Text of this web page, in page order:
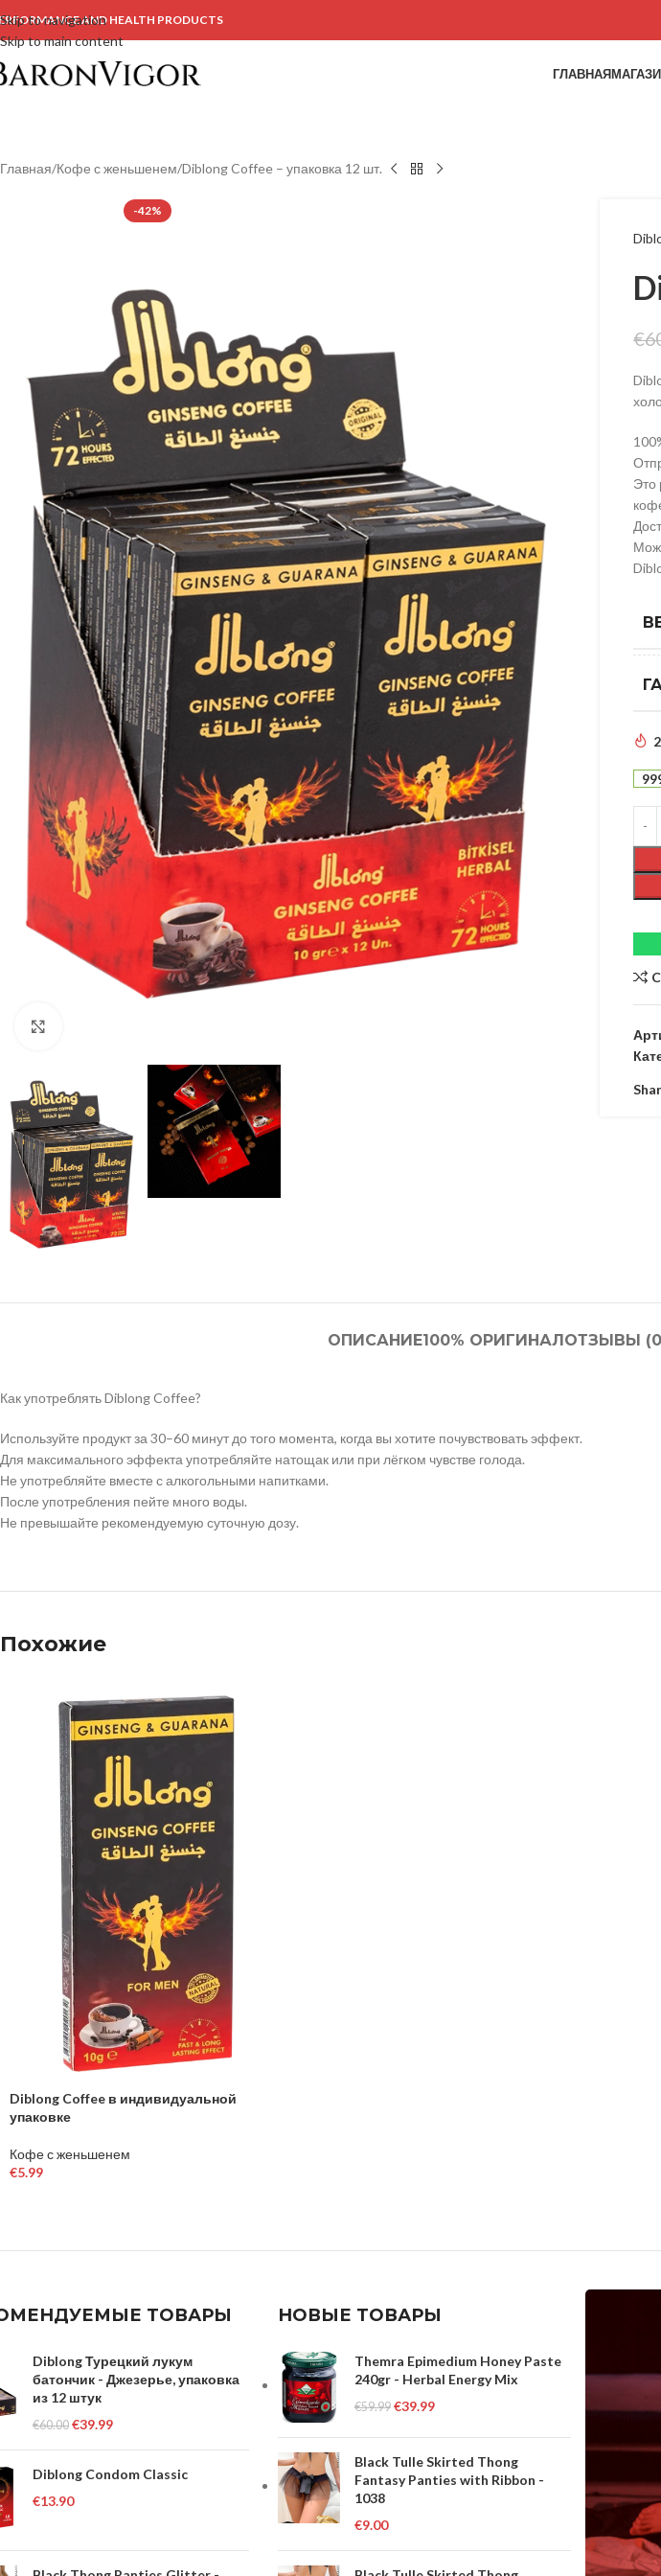
Skip to navigation
Skip to main content
AND HEALTH PRODUCTS
ГЛАВНАЯ
Главная Кофе с женьшенем Diblong Coffee – упаковка 12 шт.
-42%
€
Это
ОПИСАНИЕ100% ОРИГИНАЛ ОТЗЫВЫ
Как употреблять Diblong Coffee?
Используйте продукт за 30–60 минут до того момента, когда вы хотите почувствовать эффект.
Для максимального эффекта употребляйте натощак или при лёгком чувстве голода.
Не употребляйте вместе с алкогольными напитками.
После употребления пейте много воды.
Не превышайте рекомендуемую суточную дозу.
Похожие
Diblong Coffee в индивидуальной
упаковке
Кофе с женьшенем
€5.99
ТОВАРЫ
Diblong Турецкий лукум
батончик - Джезерье, упаковка
из 12 штук
€60.00 €39.99
Diblong Condom Classic
€13.90
НОВЫЕ ТОВАРЫ
Themra Epimedium Honey Paste
240gr - Herbal Energy Mix
€59.99 €39.99
Black Tulle Skirted Thong
Fantasy Panties with Ribbon -
1038
€9.00